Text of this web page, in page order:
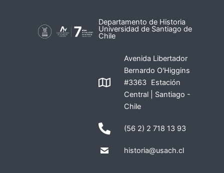
Departamento de Historia
Universidad de Santiago de
Chile
Avenida Libertador
Bernardo O'Higgins
#3363 Estación
Central | Santiago -
Chile
(56 2) 2 718 13 93
historia@usach.cl